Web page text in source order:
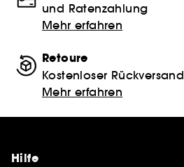
und Ratenzahlung
Mehr erfahren
Retoure
Kostenloser Rückversand
Mehr erfahren
Hilfe